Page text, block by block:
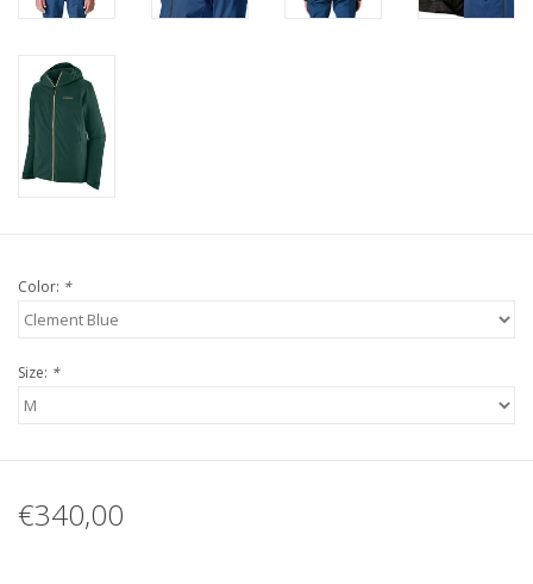
Color: *
Size: *
€340,00